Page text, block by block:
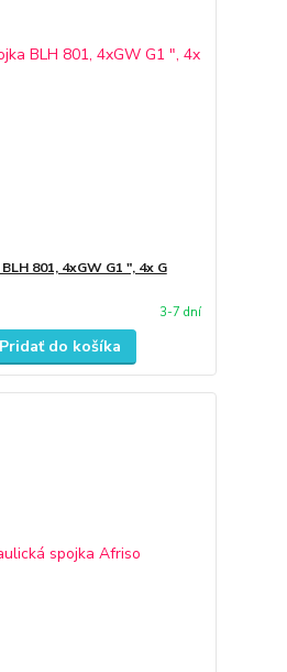
801, 4xGW G1 ", 4x G
3-7 dní
Pridať do košíka